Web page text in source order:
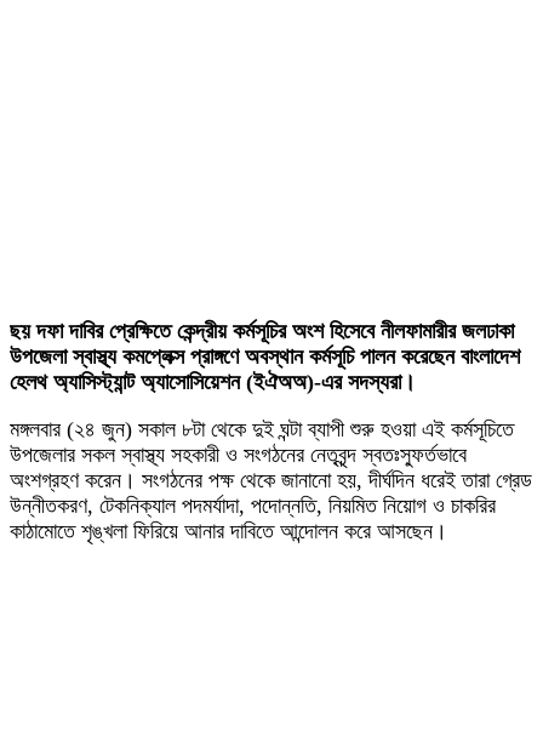
ছয় দফা দাবির প্রেক্ষিতে কেন্দ্রীয় কর্মসূচির অংশ হিসেবে নীলফামারীর জলঢাকা
উপজেলা স্বাস্থ্য কমপ্লেক্স প্রাঙ্গণে অবস্থান কর্মসূচি পালন করেছেন বাংলাদেশ
হেলথ অ্যাসিস্ট্যান্ট অ্যাসোসিয়েশন (ইঐঅঅ)-এর সদস্যরা।
মঙ্গলবার (২৪ জুন) সকাল ৮টা থেকে দুই ঘন্টা ব্যাপী শুরু হওয়া এই কর্মসূচিতে
উপজেলার সকল স্বাস্থ্য সহকারী ও সংগঠনের নেতৃবৃন্দ স্বতঃস্ফুর্তভাবে
অংশগ্রহণ করেন। সংগঠনের পক্ষ থেকে জানানো হয়, দীর্ঘদিন ধরেই তারা গ্রেড
উন্নীতকরণ, টেকনিক্যাল পদমর্যাদা, পদোন্নতি, নিয়মিত নিয়োগ ও চাকরির
কাঠামোতে শৃঙ্খলা ফিরিয়ে আনার দাবিতে আন্দোলন করে আসছেন।